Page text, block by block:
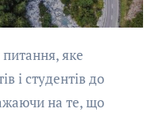
і студентів до
на те, що